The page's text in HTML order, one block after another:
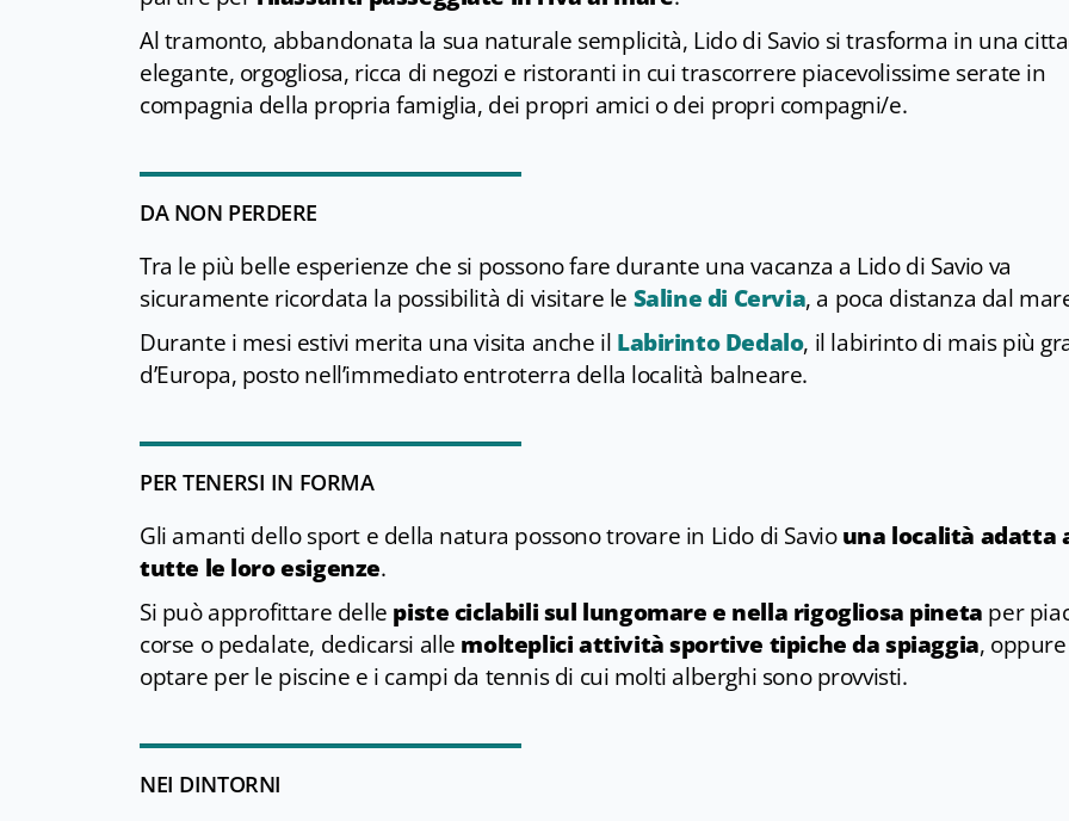
Al tramonto, abbandonata la sua naturale semplicità, Lido di Savio si trasforma in una
elegante, orgogliosa, ricca di negozi e ristoranti in cui trascorrere piacevolissime serate in
compagnia della propria famiglia, dei propri amici o dei propri compagni/e.
DA NON PERDERE
Tra le più belle esperienze che si possono fare durante una vacanza a Lido di Savio va
sicuramente ricordata la possibilità di visitare le Saline di Cervia, a poca distanza dal
Durante i mesi estivi merita una visita anche il Labirinto Dedalo, il labirinto di mais più
d’Europa, posto nell’immediato entroterra della località balneare.
PER TENERSI IN FORMA
Gli amanti dello sport e della natura possono trovare in Lido di Saviouna località adatta
tutte le loro esigenze.
Si può approfittare delle piste ciclabili sul lungomaree nella rigogliosa pineta per
corse o pedalate, dedicarsi alle molteplici attività sportive tipiche da spiaggia, oppure
optare per le piscine e i campi da tennis di cui molti alberghi sono provvisti.
NEI DINTORNI